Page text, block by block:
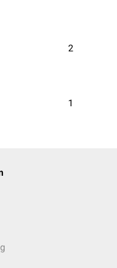
2
1